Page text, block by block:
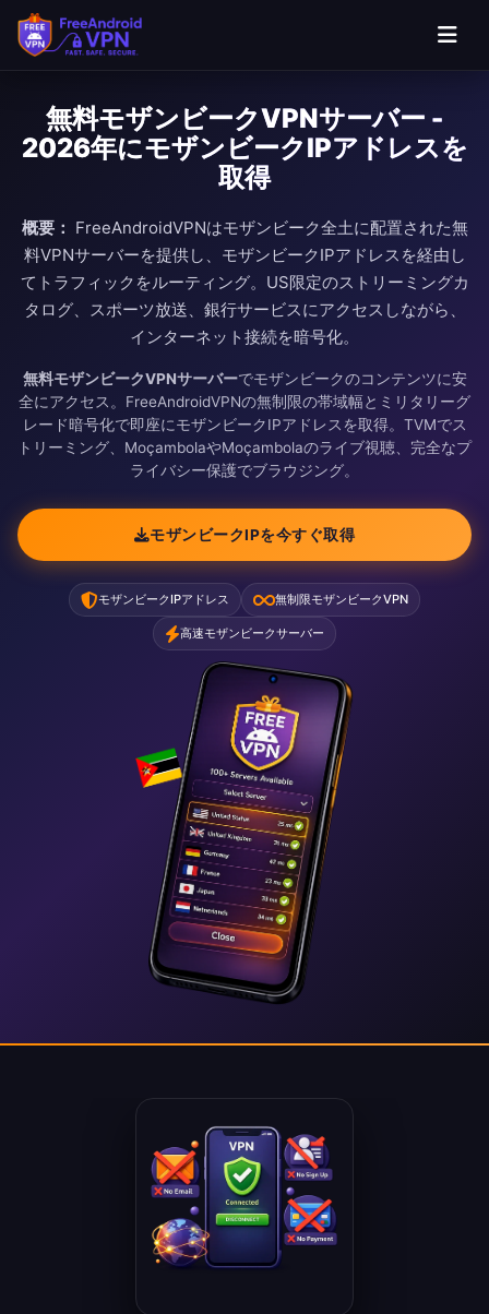
無料モザンビークVPNサーバー -
2026年にモザンビークIPアドレスを
取得
概要： FreeAndroidVPNはモザンビーク全土に配置された無
料VPNサーバーを提供し、モザンビークIPアドレスを経由し
てトラフィックをルーティング。US限定のストリーミングカ
タログ、スポーツ放送、銀行サービスにアクセスしながら、
インターネット接続を暗号化。
無料モザンビークVPNサーバーでモザンビークのコンテンツに安
全にアクセス。FreeAndroidVPNの無制限の帯域幅とミリタリーグ
レード暗号化で即座にモザンビークIPアドレスを取得。TVMでス
トリーミング、MoçambolaやMoçambolaのライブ視聴、完全なプ
ライバシー保護でブラウジング。
モザンビークIPを今すぐ取得
モザンビークIPアドレス 無制限モザンビークVPN
高速モザンビークサーバー